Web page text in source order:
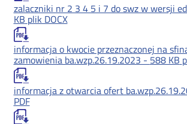
zalaczniki nr 2 3 4 5 i 7 do swz w wersji
KB plik DOCX
informacja o kwocie przeznaczonej na
zamowienia ba.wzp.26.19.2023 - 588 KB
informacja z otwarcia ofert
PDF